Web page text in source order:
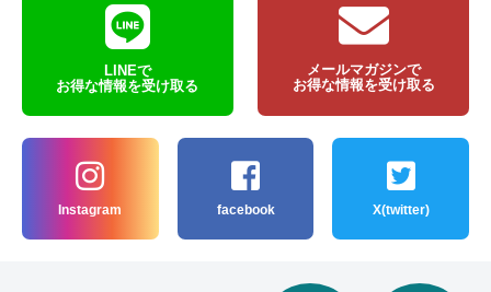
LINEで
お得な情報を受け取る
メールマガジンで
お得な情報を受け取る
Instagram facebook X(twitter)